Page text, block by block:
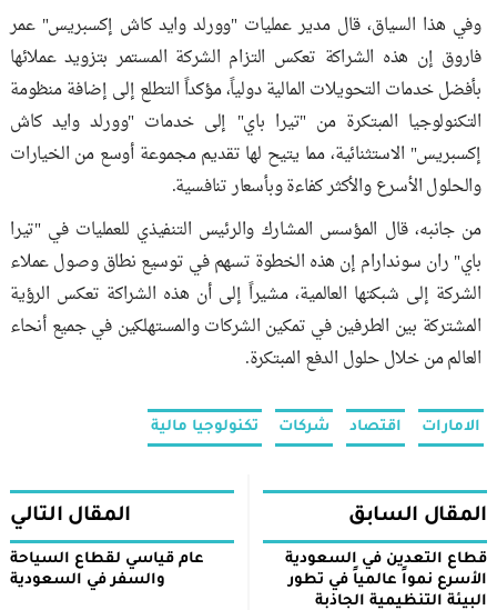
وفي هذا السياق، قال مدير عمليات "وورلد وايد كاش إكسبريس" عمر
فاروق إن هذه الشراكة تعكس التزام الشركة المستمر بتزويد عملائها
بأفضل خدمات التحويلات المالية دولياً، مؤكداً التطلع إلى إضافة منظومة
التكنولوجيا المبتكرة من "تيرا باي" إلى خدمات "وورلد وايد كاش
إكسبريس" الاستثنائية، مما يتيح لها تقديم مجموعة أوسع من الخيارات
والحلول الأسرع والأكثر كفاءة وبأسعار تنافسية.
من جانبه، قال المؤسس المشارك والرئيس التنفيذي للعمليات في "تيرا
باي" ران سوندارام إن هذه الخطوة تسهم في توسيع نطاق وصول عملاء
الشركة إلى شبكتها العالمية، مشيراً إلى أن هذه الشراكة تعكس الرؤية
المشتركة بين الطرفين في تمكين الشركات والمستهلكين في جميع أنحاء
العالم من خلال حلول الدفع المبتكرة.
الامارات اقتصاد شركات تكنولوجيا مالية
المقال السابق
قطاع التعدين في السعودية
الأسرع نمواً عالمياً في تطور
البيئة التنظيمية الجاذبة
المقال التالي
عام قياسي لقطاع السياحة
والسفر في السعودية